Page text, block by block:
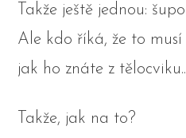
Takže ještě jednou:
Ale kdo říká, že to
jak ho znáte z
Takže, jak na to?